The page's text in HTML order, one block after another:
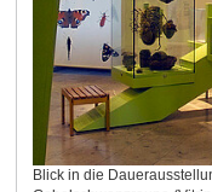
Blick in die